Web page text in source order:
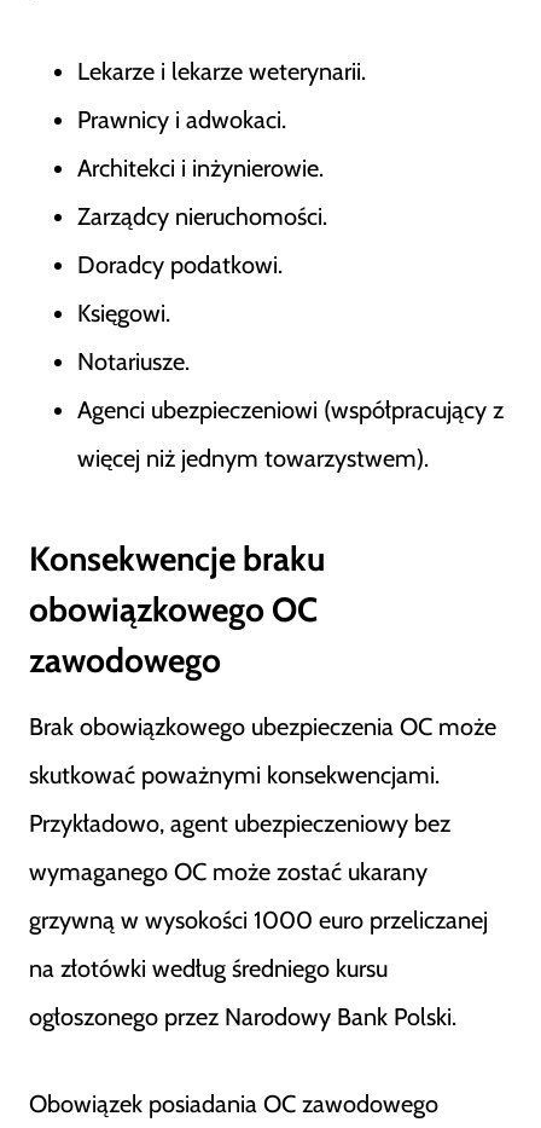
Lekarze i lekarze weterynarii.
Prawnicy i adwokaci.
Architekci i inżynierowie.
Zarządcy nieruchomości.
Doradcy podatkowi.
Księgowi.
Notariusze.
Agenci ubezpieczeniowi (współpracujący z
więcej niż jednym towarzystwem).
Konsekwencje braku
obowiązkowego OC
zawodowego
Brak obowiązkowego ubezpieczenia OC może
skutkować poważnymi konsekwencjami.
Przykładowo, agent ubezpieczeniowy bez
wymaganego OC może zostać ukarany
grzywną w wysokości 1000 euro przeliczanej
na złotówki według średniego kursu
ogłoszonego przez Narodowy Bank Polski.
Obowiązek posiadania OC zawodowego